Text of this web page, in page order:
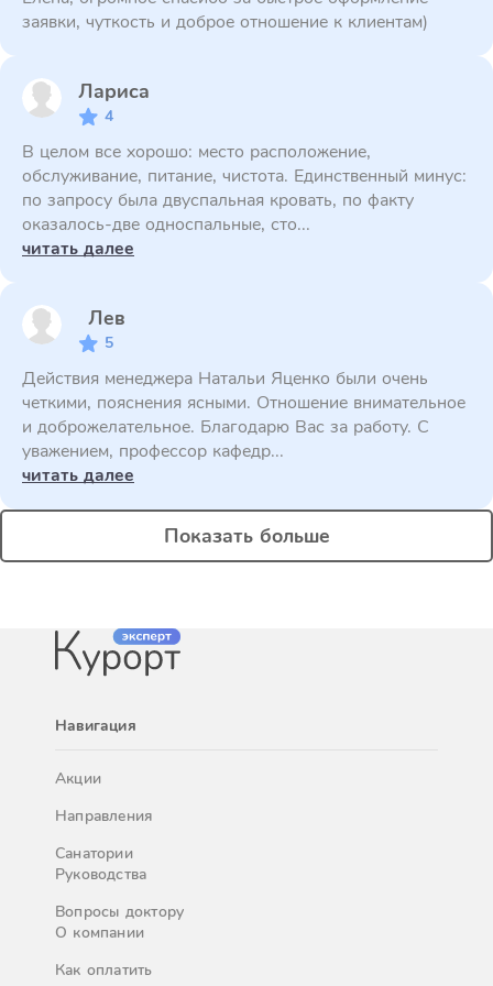
заявки, чуткость и доброе отношение к клиентам)
Лариса
4
В целом все хорошо: место расположение,
обслуживание, питание, чистота. Единственный минус:
по запросу была двуспальная кровать, по факту
оказалось-две односпальные, сто...
читать далее
Лев
5
Действия менеджера Натальи Яценко были очень
четкими, пояснения ясными. Отношение внимательное
и доброжелательное. Благодарю Вас за работу. С
уважением, профессор кафедр...
читать далее
Показать больше
Навигация
Акции
Направления
Санатории
Руководства
Вопросы доктору
О компании
Как оплатить